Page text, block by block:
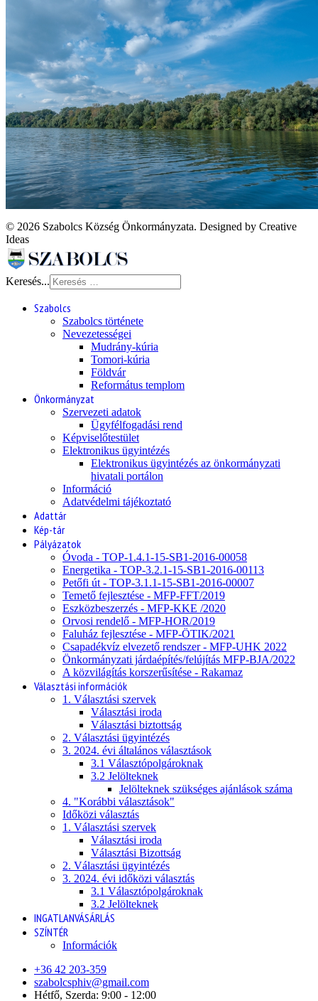
© 2026 Szabolcs Község Önkormányzata. Designed by Creative
Ideas
Keresés...
Szabolcs
Szabolcs története
Nevezetességei
Mudrány-kúria
Tomori-kúria
Földvár
Református templom
Önkormányzat
Szervezeti adatok
Ügyfélfogadási rend
Képviselőtestület
Elektronikus ügyintézés
Elektronikus ügyintézés az önkormányzati
hivatali portálon
Információ
Adatvédelmi tájékoztató
Adattár
Kép-tár
Pályázatok
Óvoda - TOP-1.4.1-15-SB1-2016-00058
Energetika - TOP-3.2.1-15-SB1-2016-00113
Petőfi út - TOP-3.1.1-15-SB1-2016-00007
Temető fejlesztése - MFP-FFT/2019
Eszközbeszerzés - MFP-KKE /2020
Orvosi rendelő - MFP-HOR/2019
Faluház fejlesztése - MFP-ÖTIK/2021
Csapadékvíz elvezető rendszer - MFP-UHK 2022
Önkormányzati járdaépítés/felújítás MFP-BJA/2022
A közvilágítás korszerűsítése - Rakamaz
Választási információk
1. Választási szervek
Választási iroda
Választási biztottság
2. Választási ügyintézés
3. 2024. évi általános választások
3.1 Választópolgároknak
3.2 Jelölteknek
Jelölteknek szükséges ajánlások száma
4. "Korábbi választások"
Időközi választás
1. Választási szervek
Választási iroda
Választási Bizottság
2. Választási ügyintézés
3. 2024. évi időközi választás
3.1 Választópolgároknak
3.2 Jelölteknek
INGATLANVÁSÁRLÁS
SZÍNTÉR
Információk
+36 42 203-359
szabolcsphiv@gmail.com
Hétfő, Szerda: 9:00 - 12:00